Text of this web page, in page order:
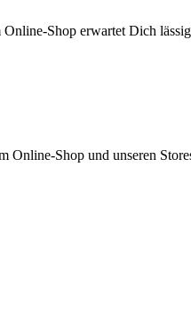
Online-Shop erwartet Dich
Online-Shop und unseren